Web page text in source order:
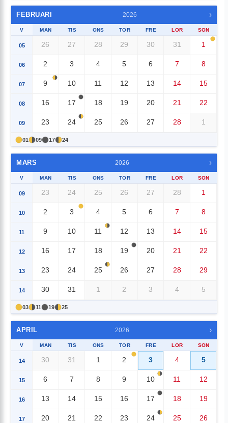
FEBRUARI 2026 ›
V MAN TIS ONS TOR FRE LOR SON
05 26 27 28 29 30 31 1
06 2 3 4 5 6 7 8
07 9 10 11 12 13 14 15
08 16 17 18 19 20 21 22
09 23 24 25 26 27 28 1
01 09 17 24
MARS 2026 ›
V MAN TIS ONS TOR FRE LOR SON
09 23 24 25 26 27 28 1
10 2 3 4 5 6 7 8
11 9 10 11 12 13 14 15
12 16 17 18 19 20 21 22
13 23 24 25 26 27 28 29
14 30 31 1 2 3 4 5
03 11 19 25
APRIL 2026 ›
V MAN TIS ONS TOR FRE LOR SON
14 30 31 1 2 3 4 5
15 6 7 8 9 10 11 12
16 13 14 15 16 17 18 19
17 20 21 22 23 24 25 26